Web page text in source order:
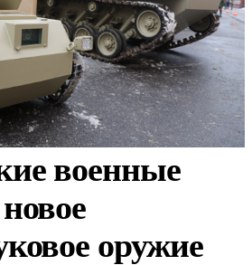
военные
оружие